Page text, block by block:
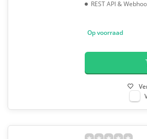
REST API &
Op voorraad